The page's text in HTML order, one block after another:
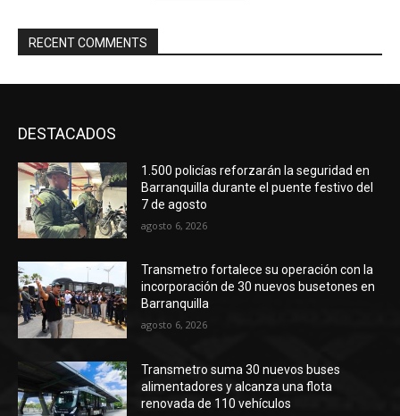
RECENT COMMENTS
DESTACADOS
1.500 policías reforzarán la seguridad en
Barranquilla durante el puente festivo del
7 de agosto
agosto 6, 2026
Transmetro fortalece su operación con la
incorporación de 30 nuevos busetones en
Barranquilla
agosto 6, 2026
Transmetro suma 30 nuevos buses
alimentadores y alcanza una flota
renovada de 110 vehículos